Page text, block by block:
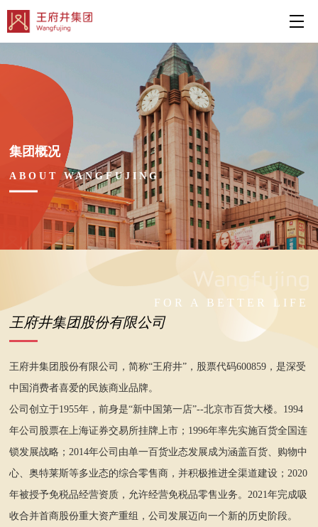
集团概况
ABOUT WANGFUJING
FOR A BETTER LIFE
王府井集团股份有限公司
王府井集团股份有限公司，简称“王府井”，股票代码600859，是深受
中国消费者喜爱的民族商业品牌。
公司创立于1955年，前身是“新中国第一店”--北京市百货大楼。1994
年公司股票在上海证券交易所挂牌上市；1996年率先实施百货全国连
锁发展战略；2014年公司由单一百货业态发展成为涵盖百货、购物中
心、奥特莱斯等多业态的综合零售商，并积极推进全渠道建设；2020
年被授予免税品经营资质，允许经营免税品零售业务。2021年完成吸
收合并首商股份重大资产重组，公司发展迈向一个新的历史阶段。